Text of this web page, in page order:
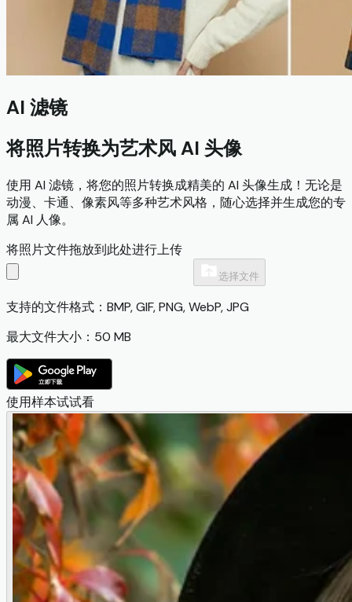
AI 滤镜
将照片转换为艺术风 AI 头像
使用 AI 滤镜，将您的照片转换成精美的 AI 头像生成！无论是
动漫、卡通、像素风等多种艺术风格，随心选择并生成您的专
属 AI 人像。
将照片文件拖放到此处进行上传
选择文件
支持的文件格式：BMP, GIF, PNG, WebP, JPG
最大文件大小：50 MB
使用样本试试看